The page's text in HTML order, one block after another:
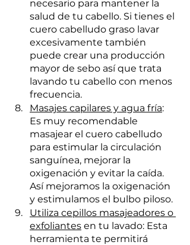
necesario para mantener la
salud de tu cabello. Si tienes el
cuero cabelludo graso lavar
excesivamente también
puede crear una producción
mayor de sebo así que trata
lavando tu cabello con menos
frecuencia.
Masajes capilares y agua fría:
Es muy recomendable
masajear el cuero cabelludo
para estimular la circulación
sanguínea, mejorar la
oxigenación y evitar la caída.
Así mejoramos la oxigenación
y estimulamos el bulbo piloso.
Utiliza cepillos masajeadores o
exfoliantes en tu lavado: Esta
herramienta te permitirá